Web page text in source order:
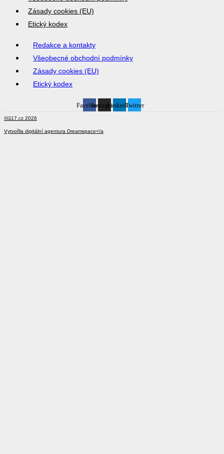
Zásady cookies (EU)
Etický kodex
Redakce a kontakty
Všeobecné obchodní podmínky
Zásady cookies (EU)
Etický kodex
FacebookInstagramLinkedinTwitter
©i117.cz 2026
Vytvořila digitální agentura Dreamspace</a